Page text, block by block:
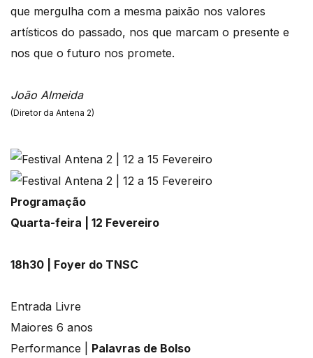
que mergulha com a mesma paixão nos valores
artísticos do passado, nos que marcam o presente e
nos que o futuro nos promete.
João Almeida
(Diretor da Antena 2)
Programação
Quarta-feira | 12 Fevereiro
18h30 | Foyer do TNSC
Entrada Livre
Maiores 6 anos
Performance | Palavras de Bolso